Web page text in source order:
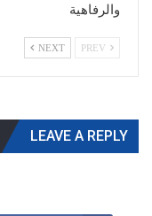
والرفاهية
NEXT
LEAVE A REPLY